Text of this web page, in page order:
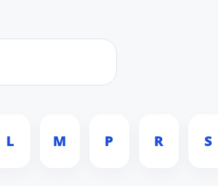
L M P R S